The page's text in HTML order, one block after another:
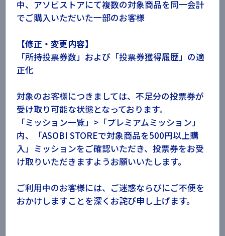
異なることがないようご注意ください。なお、理由を問
わず、異なるID間での投票券の振替はお断りさせていた
だきます。
・本キャンペーンの投票券獲得条件・投票方法については
本キャンペーン特設サイト内をご確認ください。
・本キャンペーンへのご参加に当たって、以下のURL記載
の「キャンペーン規約」、及びプライバシーポリシーが
容及び「キャンペーン規約」をご確認いただき、ご同意
の上ご参加ください。なお、以下URL記載の内容と相反
する内容が本ページの注意事項その他の箇所に記載され
ている場合、当該事項に関しては、本ページ記載の内容
が「キャンペーン規約」に優先して適用されます。
「キャンペーン規約」
⇒https://legal.bandainamcoent.co.jp/terms/campaign
・本キャンペーンにおけるミッションチャレンジ期間は、
23時59分までを予定しております。
・本キャンペーンにおけるシリアルコードの引換期間及び
投票券の受取期間は、
中、アソビストアにて複数の対象商品を同一会計
でご購入いただいた一部のお客様
【修正・変更内容】
「所持投票券数」および「投票券獲得履歴」の適
正化
対象のお客様につきましては、不足分の投票券が
受け取り可能な状態となっております。
「ミッション一覧」>「プレミアムミッション」
内、「ASOBI STOREで対象商品を500円以上購
入」ミッションをご確認いただき、投票券をお受
け取りいただきますようお願いいたします。
ご利用中のお客様には、ご迷惑ならびにご不便を
おかけしますことを深くお詫び申し上げます。